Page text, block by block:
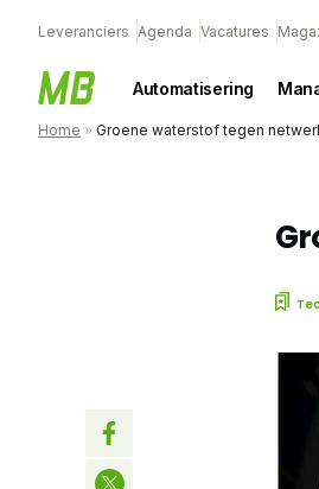
Leveranciers Agenda Vacatures
Automatisering
Home » Groene waterstof tegen